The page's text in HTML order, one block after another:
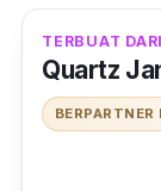
TERBUAT
Quartz
BERPARTNER